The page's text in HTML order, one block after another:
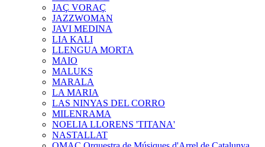
JAÇ VORAÇ
JAZZWOMAN
JAVI MEDINA
LIA KALI
LLENGUA MORTA
MAIO
MALUKS
MARALA
LA MARIA
LAS NINYAS DEL CORRO
MILENRAMA
NOELIA LLORENS 'TITANA'
NASTALLAT